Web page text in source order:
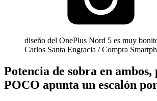
diseño del OnePlus Nord 5 es muy
Carlos Santa Engracia / Compra
Potencia de sobra en ambos,
POCO apunta un escalón